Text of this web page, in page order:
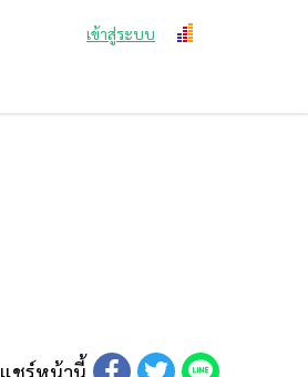
เข้าสู่ระบบ
แชร์หน้านี้